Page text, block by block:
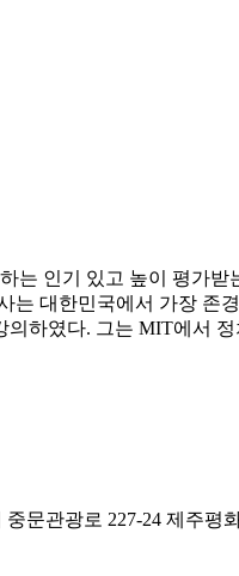
는 인기 있고 높이 평가
는 대한민국에서 가장 존
하였다. 그는 MIT에서
문관광로 227-24 제주평